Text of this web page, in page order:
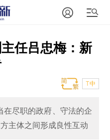
任吕忠梅：新
T中
尽职的政府、守法的企
主体之间形成良性互动